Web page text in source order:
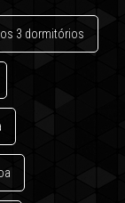
3 dormitórios